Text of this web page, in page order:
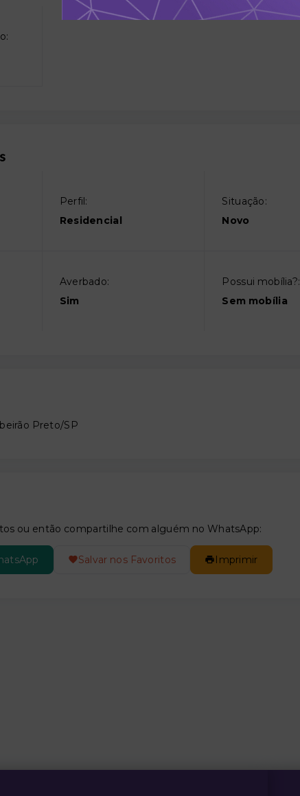
Perfil:
Residencial
Situação:
Novo
Averbado:
Sim
Possui mobília?:
Sem mobília
Preto/SP
ou então compartilhe com alguém no WhatsApp:
Salvar nos Favoritos Imprimir